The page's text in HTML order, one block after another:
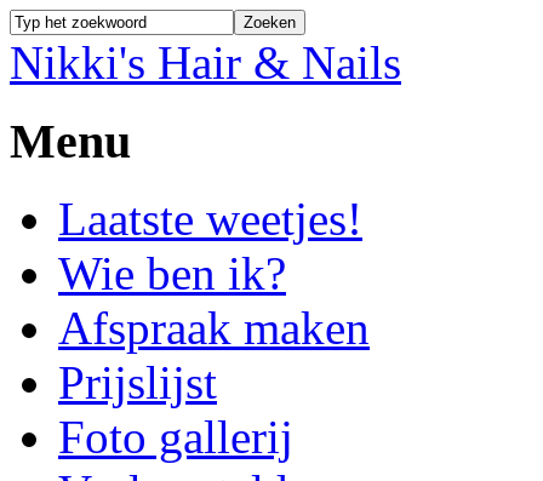
Nikki's Hair & Nails
Menu
Laatste weetjes!
Wie ben ik?
Afspraak maken
Prijslijst
Foto gallerij